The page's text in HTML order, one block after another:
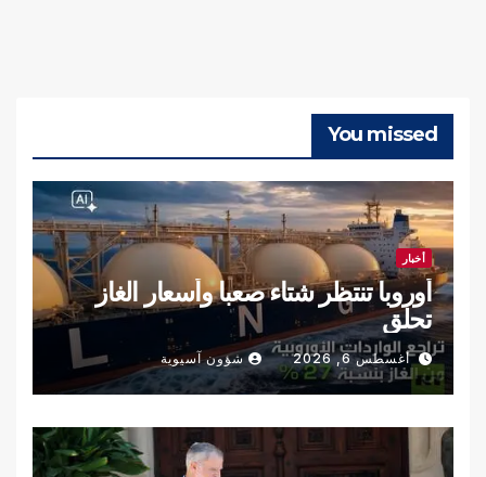
You missed
أخبار
أوروبا تنتظر شتاء صعبا وأسعار الغاز
تحلق
أغسطس 6, 2026 شؤون آسيوية